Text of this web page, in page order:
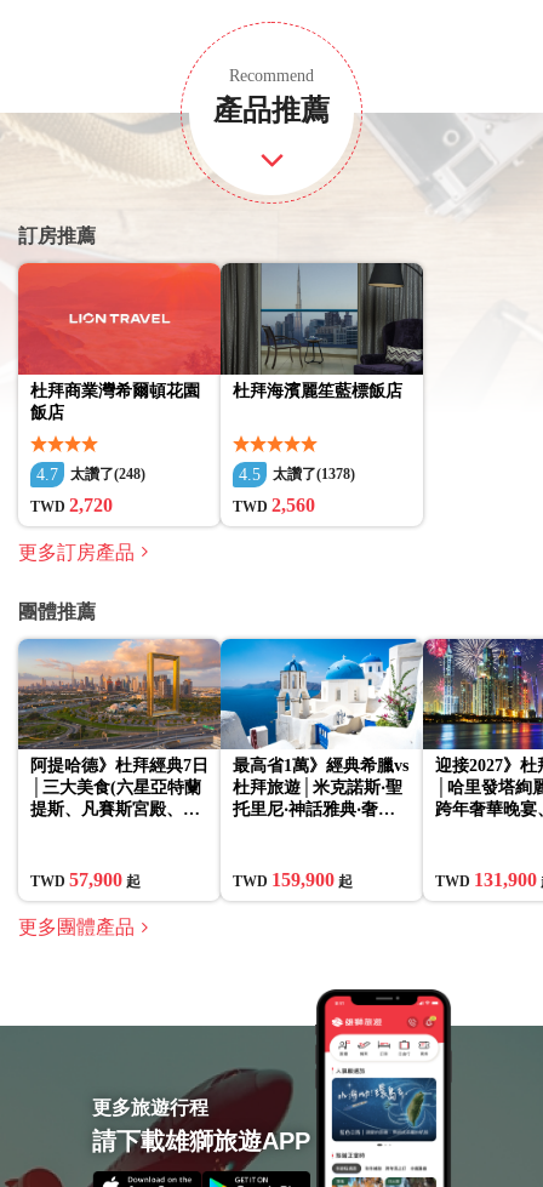
Recommend
產品推薦
訂房推薦
杜拜商業灣希爾頓花園
飯店
4.7
太讚了(248)
TWD 2,720
杜拜海濱麗笙藍標飯店
4.5
太讚了(1378)
TWD 2,560
更多訂房產品
團體推薦
阿提哈德》杜拜經典7日
│三大美食(六星亞特蘭
提斯、凡賽斯宮殿、八
TWD 57,900 起
最高省1萬》經典希臘vs
杜拜旅遊│米克諾斯‧聖
托里尼‧神話雅典‧奢華
TWD 159,900 起
迎接2027》杜
│哈里發塔絢
跨年奢華晚宴
TWD 131,900
更多團體產品
更多旅遊行程
請下載雄獅旅遊APP